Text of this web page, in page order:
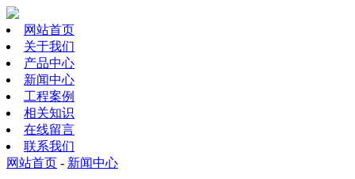
网站首页
关于我们
产品中心
新闻中心
工程案例
相关知识
在线留言
联系我们
网站首页 - 新闻中心